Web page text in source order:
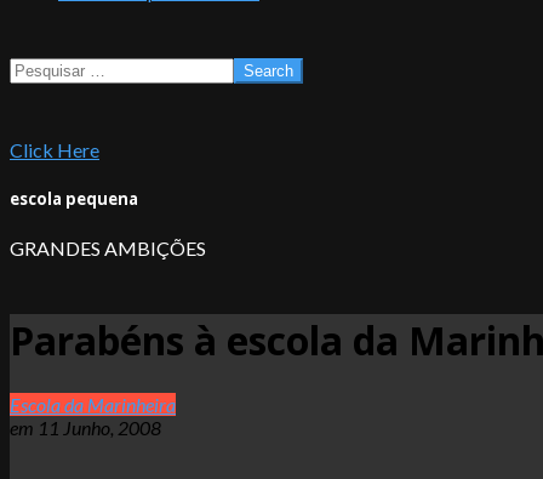
Search
Click Here
escola pequena
GRANDES AMBIÇÕES
Parabéns à escola da
Escola da Marinheira
em 11 Junho, 2008